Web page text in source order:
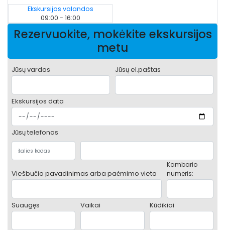
Ekskursijos valandos
09:00 - 16:00
Rezervuokite, mokėkite ekskursijos
metu
Jūsų vardas Jūsų el.paštas
Ekskursijos data
Jūsų telefonas
Viešbučio pavadinimas arba paėmimo vieta
Kambario
numeris:
Suaugęs Vaikai Kūdikiai